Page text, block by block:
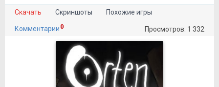
Скачать Скриншоты Похожие игры
Комментарии 0 Просмотров: 1 332